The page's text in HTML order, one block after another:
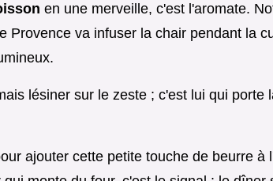
en une merveille, c'est l'aromate.
Provence va infuser la chair pendant la
lésiner sur le zeste ; c'est lui qui porte
ajouter cette petite touche de beurre à